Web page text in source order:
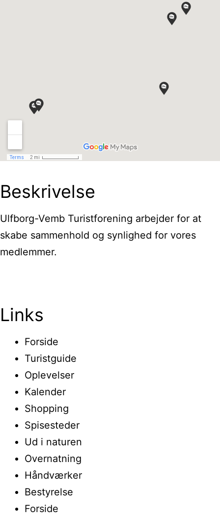
Beskrivelse
Ulfborg-Vemb Turistforening arbejder for at
skabe sammenhold og synlighed for vores
medlemmer.
Links
Forside
Turistguide
Oplevelser
Kalender
Shopping
Spisesteder
Ud i naturen
Overnatning
Håndværker
Bestyrelse
Forside